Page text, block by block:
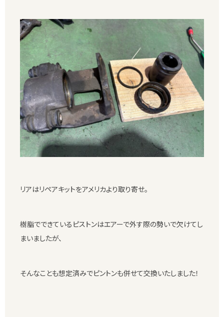
リアはリペアキットをアメリカより取り寄せ。
樹脂でできているピストンはエアーで外す際の勢いで欠けてし
まいましたが、
そんなことも想定済みでピントンも併せて交換いたしました！